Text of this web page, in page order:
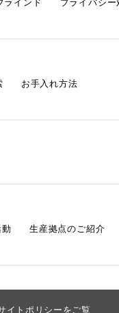
イトポリシーをご覧
ラインド
プライバシー
お手入れ方法
生産拠点のご紹介